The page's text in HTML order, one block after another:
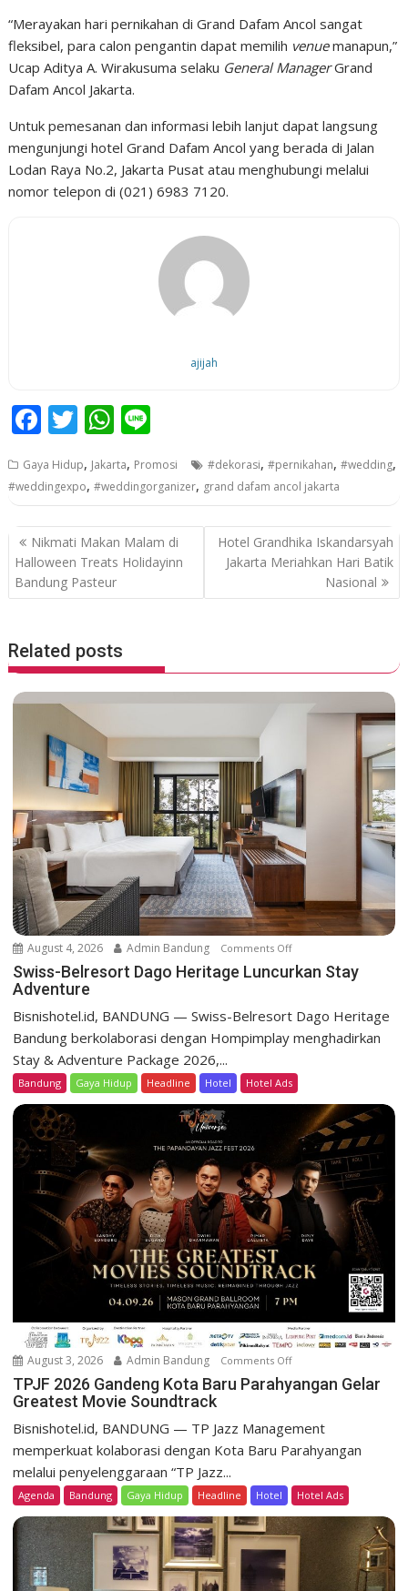
“Merayakan hari pernikahan di Grand Dafam Ancol sangat
fleksibel, para calon pengantin dapat memilih venuemanapun,”
Ucap Aditya A. Wirakusuma selaku General ManagerGrand
Dafam Ancol Jakarta.
Untuk pemesanan dan informasi lebih lanjut dapat langsung
mengunjungi hotel Grand Dafam Ancol yang berada di Jalan
Lodan Raya No.2, Jakarta Pusat atau menghubungi melalui
nomor telepon di (021) 6983 7120.
ajijah
F
e
b
o
o
k
T
itt
er
W
at
s
A
p
p
e
Gaya Hidup, Jakarta, Promosi #dekorasi,#pernikahan,#wedding,
#weddingexpo,#weddingorganizer, grand dafam ancol jakarta
P
o
s
n
a
i
i
o
n
Nikmati Makan Malam di
Halloween Treats Holidayinn
Bandung Pasteur
Hotel Grandhika Iskandarsyah
Jakarta Meriahkan Hari Batik
Nasional
Related posts
August 4, 2026 Admin Bandung Comments Offo
n
-
B
r
e
t
D
a
g
o
e
i
t
g
e
L
Swiss-Belresort Dago Heritage Luncurkan Stay
Adventure
Bisnishotel.id, BANDUNG — Swiss-Belresort Dago Heritage
Bandung berkolaborasi dengan Hompimplay menghadirkan
Stay & Adventure Package 2026,...
Bandung Gaya Hidup Headline Hotel Hotel Ads
August 3, 2026 Admin Bandung Comments Offo
n
0
2
6
TPJF 2026 Gandeng Kota Baru Parahyangan Gelar
Greatest Movie Soundtrack
Bisnishotel.id, BANDUNG — TP Jazz Management
memperkuat kolaborasi dengan Kota Baru Parahyangan
melalui penyelenggaraan “TP Jazz...
Agenda Bandung Gaya Hidup Headline Hotel Hotel Ads